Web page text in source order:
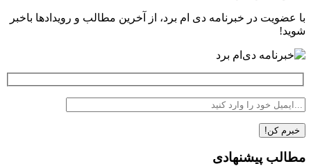
با عضویت در خبرنامه دی ام برد، از آخرین مطالب و رویدادها باخبر
شوید!
مطالب پیشنهادی